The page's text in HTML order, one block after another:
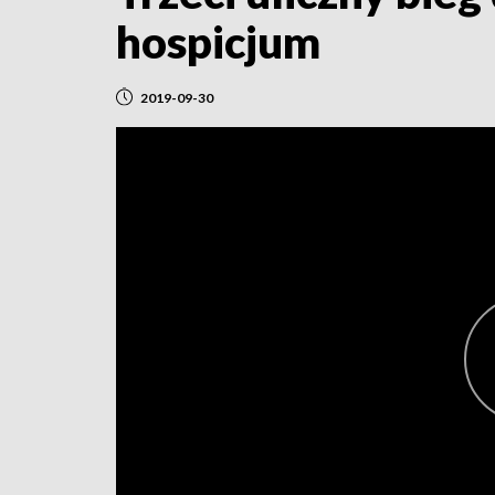
hospicjum
2019-09-30